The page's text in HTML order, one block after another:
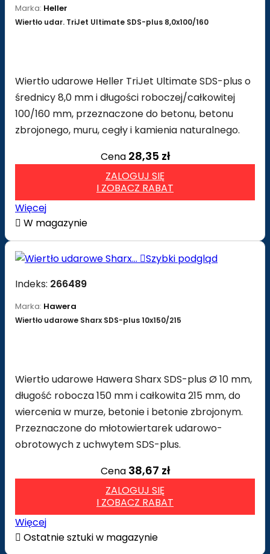
Marka: Heller
Wiertło udar. TriJet Ultimate SDS-plus 8,0x100/160
Wiertło udarowe Heller TriJet Ultimate SDS-plus o
średnicy 8,0 mm i długości roboczej/całkowitej
100/160 mm, przeznaczone do betonu, betonu
zbrojonego, muru, cegły i kamienia naturalnego.
Cena 28,35 zł
ZALOGUJ SIĘ
I ZOBACZ RABAT
Więcej
 W magazynie
Szybki podgląd
Indeks: 266489
Marka: Hawera
Wiertło udarowe Sharx SDS-plus 10x150/215
Wiertło udarowe Hawera Sharx SDS-plus Ø 10 mm,
długość robocza 150 mm i całkowita 215 mm, do
wiercenia w murze, betonie i betonie zbrojonym.
Przeznaczone do młotowiertarek udarowo-
obrotowych z uchwytem SDS-plus.
Cena 38,67 zł
ZALOGUJ SIĘ
I ZOBACZ RABAT
Więcej
 Ostatnie sztuki w magazynie